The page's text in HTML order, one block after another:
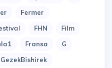
Fermer
FHN
Film
Fransa
G
GezekBishirek